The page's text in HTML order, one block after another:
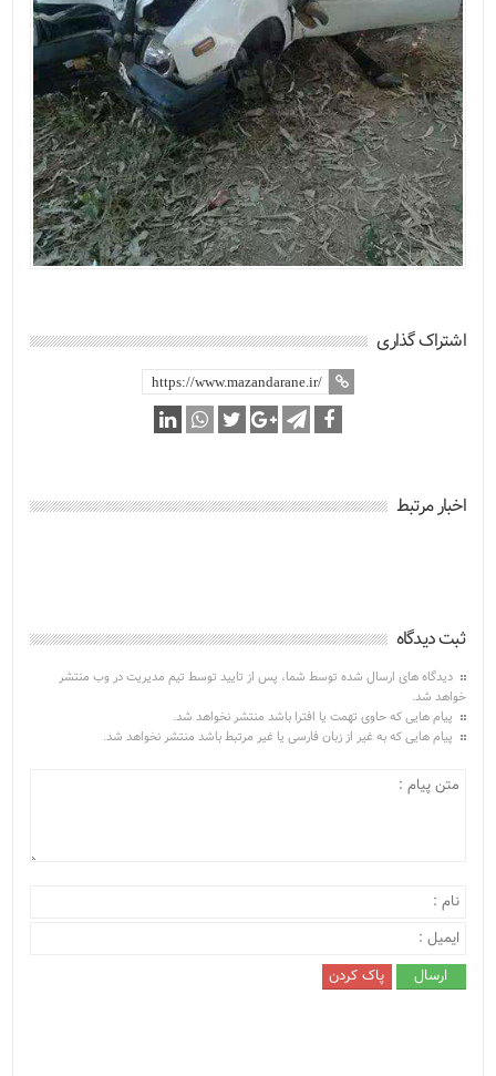
اشتراک گذاری
اخبار مرتبط
ثبت دیدگاه
دیدگاه های ارسال شده توسط شما، پس از تایید توسط تیم مدیریت در وب منتشر
خواهد شد.
پیام هایی که حاوی تهمت یا افترا باشد منتشر نخواهد شد.
پیام هایی که به غیر از زبان فارسی یا غیر مرتبط باشد منتشر نخواهد شد.